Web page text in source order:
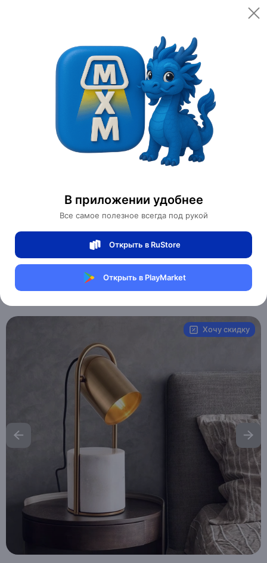
В приложении удобнее
Все самое полезное всегда под рукой
Открыть в RuStore
Открыть в PlayMarket
Открыть
Категории
Мебель для дома и офиса
Освещение для дома
Настольные лампы
Лампа настольная золото, Marble Tube
Table, 20*38 см
1 отзывов
Магазин Table lamps
Хочу скидку